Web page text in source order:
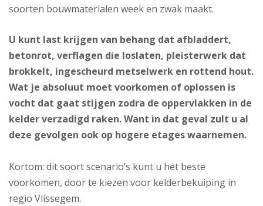
soorten bouwmaterialen week en zwak maakt.
U kunt last krijgen van behang dat afbladdert,
betonrot, verflagen die loslaten, pleisterwerk dat
brokkelt, ingescheurd metselwerk en rottend hout.
Wat je absoluut moet voorkomen of oplossen is
vocht dat gaat stijgen zodra de oppervlakken in de
kelder verzadigd raken. Want in dat geval zult u al
deze gevolgen ook op hogere etages waarnemen.
Kortom: dit soort scenario’s kunt u het beste
voorkomen, door te kiezen voor kelderbekuiping in
regio Vlissegem.